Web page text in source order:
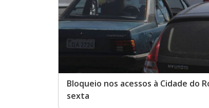
Bloqueio nos acessos à Cidade do
sexta